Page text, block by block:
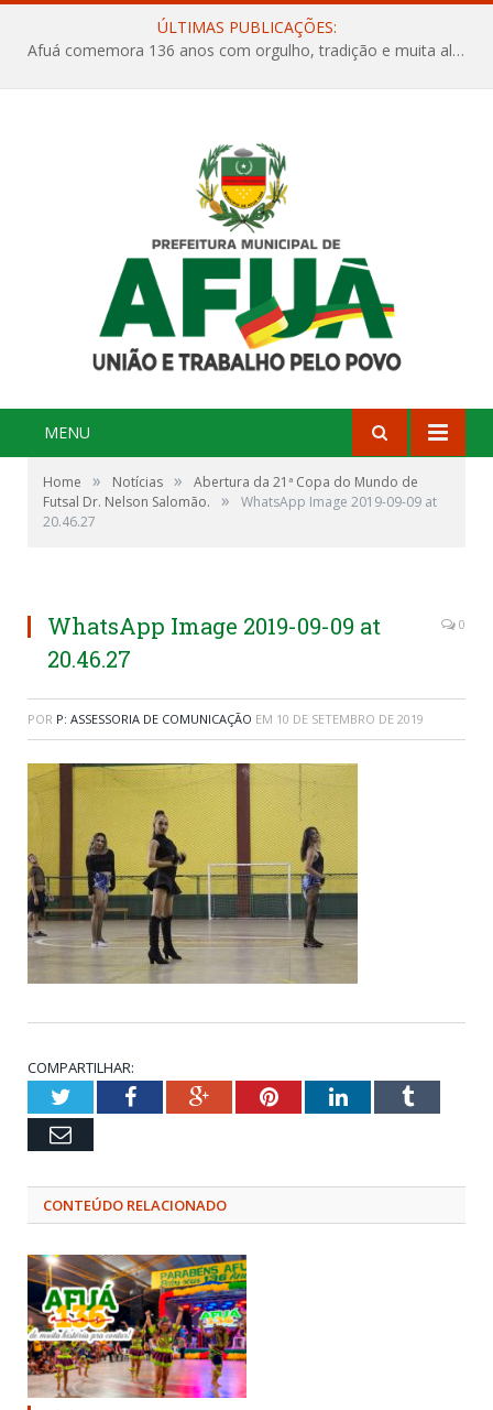
ÚLTIMAS PUBLICAÇÕES:
Afuá comemora 136 anos com orgulho, tradição e muita alegria na Quadra Dr. Nelson Salomão
MENU
Home » Notícias »
Abertura da 21ª Copa do Mundo de
Futsal Dr. Nelson Salomão.
»
WhatsApp Image 2019-09-09 at
20.46.27
WhatsApp Image 2019-09-09 at
20.46.27
0
POR P: ASSESSORIA DE COMUNICAÇÃO EM 10 DE SETEMBRO DE 2019
COMPARTILHAR:
TwitterFacebookGoogle+PinterestLinkedInTumblr
Email
CONTEÚDO RELACIONADO